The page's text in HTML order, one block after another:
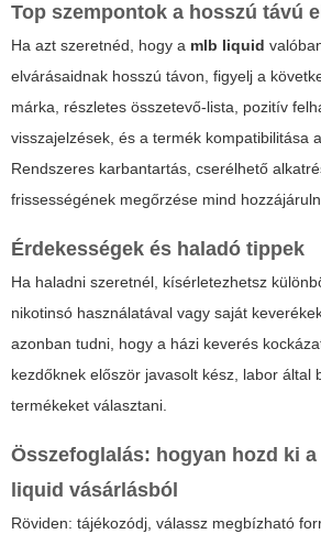
Top szempontok a hosszú távú
Ha azt szeretnéd, hogy a mlb liquid
elvárásaidnak hosszú távon, figyelj a
márka, részletes összetevő-lista, pozitív
visszajelzések, és a termék kompatibilitása
Rendszeres karbantartás, cserélhető
frissességének megőrzése mind
Érdekességek és haladó tippek
Ha haladni szeretnél, kísérletezhetsz
nikotinsó használatával vagy saját
azonban tudni, hogy a házi keverés
kezdőknek először javasolt kész, labor által
termékeket választani.
Összefoglalás: hogyan hozd ki
liquid vásárlásból
Röviden: tájékozódj, válassz megbízható